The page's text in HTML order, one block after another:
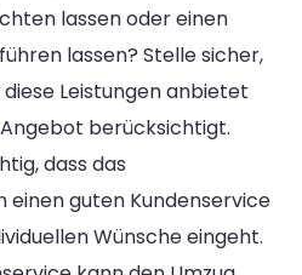
lassen oder einen
lassen? Stelle sicher,
Leistungen anbietet
berücksichtigt.
dass das
guten Kundenservice
Wünsche eingeht.